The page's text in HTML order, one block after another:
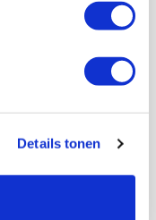
Details tonen